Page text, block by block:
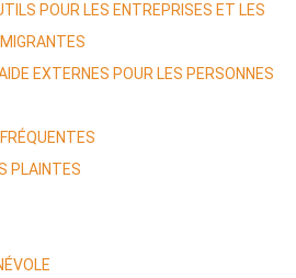
POUR LES ENTREPRISES ET LES
EXTERNES POUR LES PERSONNES
PLAINTES